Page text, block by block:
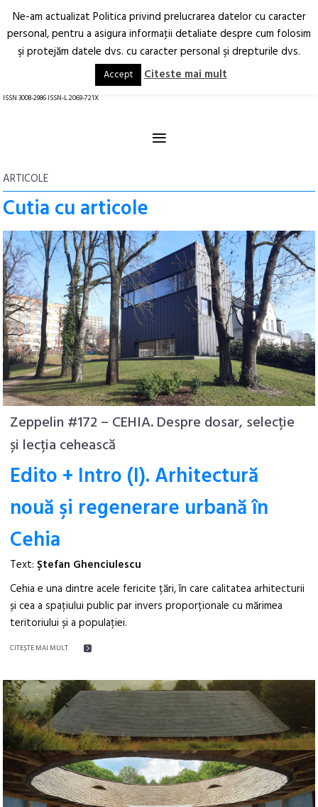
Arhitectură.
Oraș.
RO EN
ISSN 3008-2986 ISSN-L 2069-721X
≡
ARTICOLE
Cutia cu articole
Zeppelin #172 – CEHIA. Despre dosar, selecție
și lecția cehească
Edito + Intro (I). Arhitectură
nouă şi regenerare urbană în
Cehia
Text:Ștefan Ghenciulescu
Cehia e una dintre acele fericite țări, în care calitatea arhitecturii
și cea a spațiului public par invers proporționale cu mărimea
teritoriului și a populației.
CITEŞTE MAI MULT
Ne-am actualizat Politica privind prelucrarea datelor cu caracter
personal, pentru a asigura informaţii detaliate despre cum folosim
şi protejăm datele dvs. cu caracter personal şi drepturile dvs.
Accept Citeste mai mult